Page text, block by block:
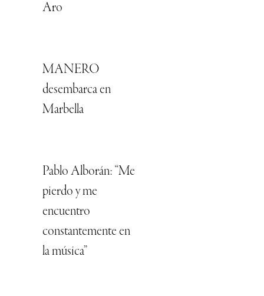
Aro
MANERO
desembarca en
Marbella
Pablo Alborán: “Me
pierdo y me
encuentro
constantemente en
la música”